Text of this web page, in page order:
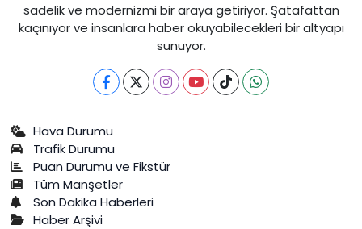
sadelik ve modernizmi bir araya getiriyor. Şatafattan
kaçınıyor ve insanlara haber okuyabilecekleri bir altyapı
sunuyor.
Hava Durumu
Trafik Durumu
Puan Durumu ve Fikstür
Tüm Manşetler
Son Dakika Haberleri
Haber Arşivi